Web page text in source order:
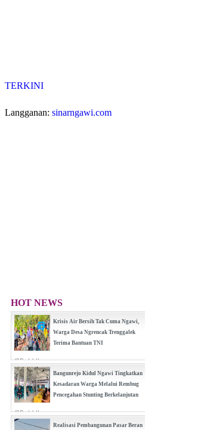
TERKINI
Langganan: sinarngawi.com
HOT NEWS
Krisis Air Bersih Tak Cuma Ngawi,
Warga Desa Ngrencak Trenggalek
Terima Bantuan TNI
(0 Reply(s))
Bangunrejo Kidul Ngawi Tingkatkan
Kesadaran Warga Melalui Rembug
Pencegahan Stunting Berkelanjutan
(0 Reply(s))
Realisasi Pembangunan Pasar Beran